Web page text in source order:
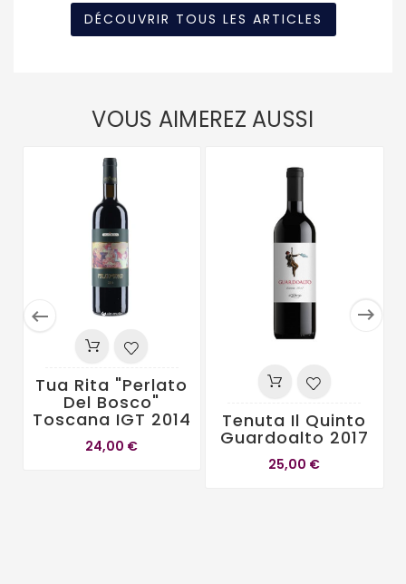
DÉCOUVRIR TOUS LES ARTICLES
VOUS AIMEREZ AUSSI
 
Tua Rita "Perlato
Del Bosco"
Toscana IGT 2014
24,00 €
Tenuta Il Quinto
Guardoalto 2017
25,00 €